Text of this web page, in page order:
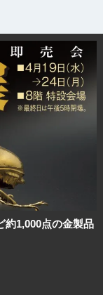
約1,000点の金製品